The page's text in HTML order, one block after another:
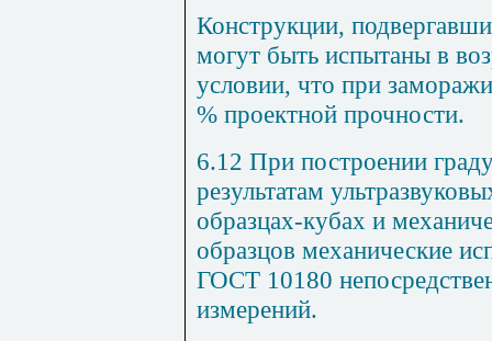
Конструкции,
могут быть испытаны в
условии, что при
% проектной прочности.
6.12 При построении
результатам
образцах-кубах и
образцов механические
ГОСТ 10180
измерений.